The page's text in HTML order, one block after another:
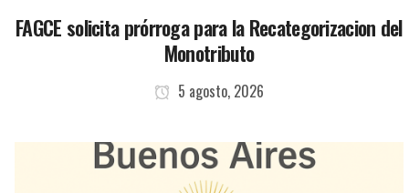
FAGCE solicita prórroga para la Recategorizacion del
Monotributo
5 agosto, 2026